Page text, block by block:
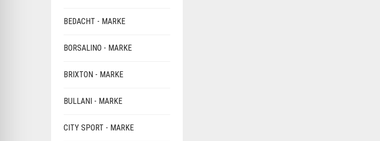
BEDACHT - MARKE
BORSALINO - MARKE
BRIXTON - MARKE
BULLANI - MARKE
CITY SPORT - MARKE